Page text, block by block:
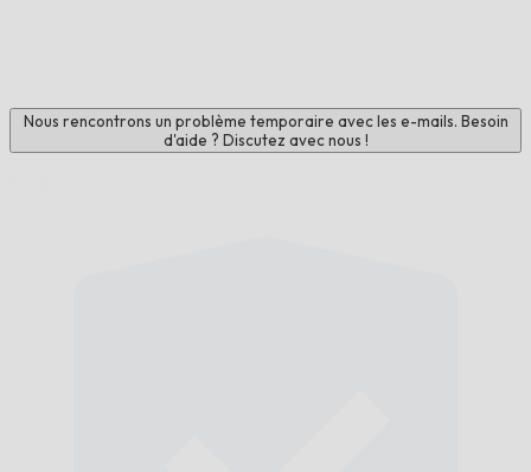
Nous rencontrons un problème temporaire avec les e-mails. Besoin
d'aide ? Discutez avec nous !